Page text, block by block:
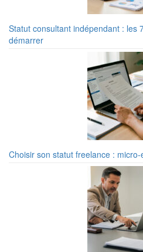
Statut consultant indépendant : les
démarrer
Choisir son statut freelance :